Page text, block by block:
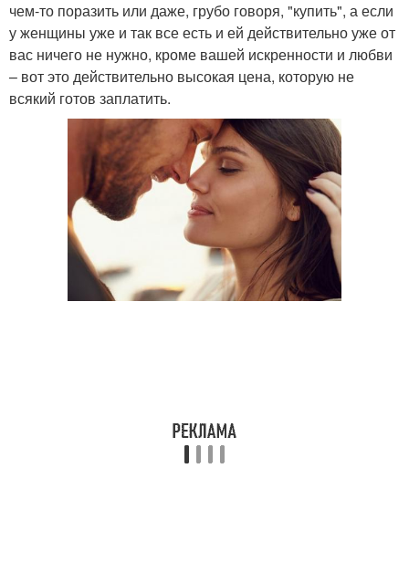
чем-то поразить или даже, грубо говоря, "купить", а если
у женщины уже и так все есть и ей действительно уже от
вас ничего не нужно, кроме вашей искренности и любви
– вот это действительно высокая цена, которую не
всякий готов заплатить.